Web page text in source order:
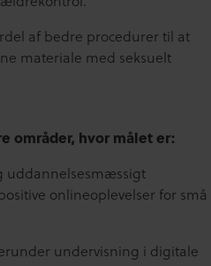
af bedre procedurer til at
materiale med seksuelt
områder, hvor målet er:
uddannelsesmæssigt
onlineoplevelser for små
undervisning i digitale